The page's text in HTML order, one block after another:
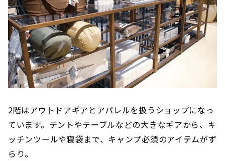
2階はアウトドアギアとアパレルを扱うショップになっ
ています。テントやテーブルなどの大きなギアから、キ
ッチンツールや寝袋まで、キャンプ必須のアイテムがず
らり。